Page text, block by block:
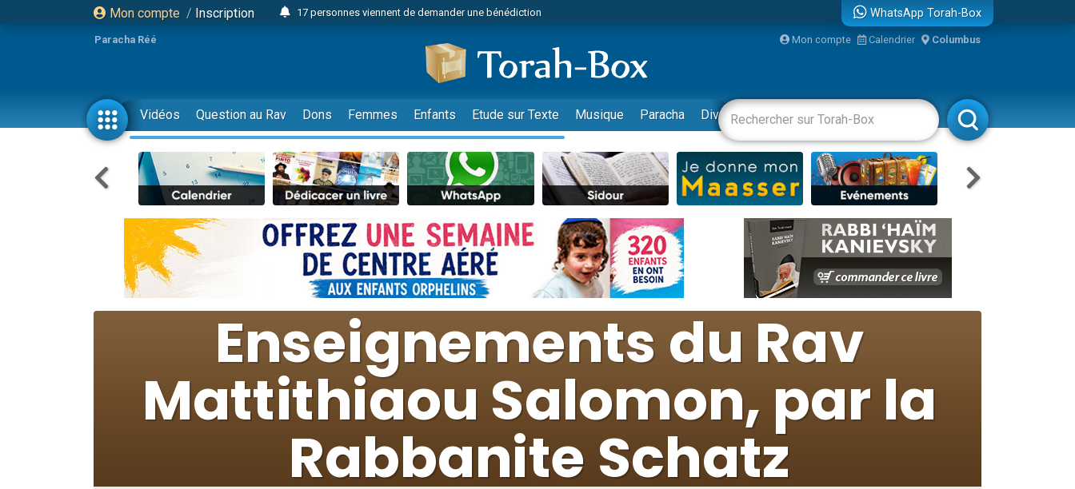
Mon compte / Inscription
17 personnes viennent de demander une bénédiction
Il reste 49 places pour étudier en groupe sur Zoom
23 personnes viennent de faire un don pour Diane, 80 ans, dans un appartement insalubre
Eva vient de donner son Maasser
4 personnes viennent de nous rejoindre sur WhatsApp
3 personnes viennent de nous rejoindre sur WhatsApp
3 personnes viennent de faire un don pour 5 jours de vacances aux Orphelins
Odaya vient de donner son Maasser
13 personnes viennent de demander une bénédiction
2 personnes viennent de nous rejoindre sur WhatsApp
30 personnes viennent de faire un don pour Sauvez la jambe de Yohan
12 nouvelles musiques dans Torah-Box Music
Il reste 49 places pour étudier en groupe sur Zoom
3 personnes viennent de nous rejoindre sur WhatsApp
2 personnes viennent de nous rejoindre sur WhatsApp
2 nouvelles musiques dans Torah-Box Music
3 personnes viennent de nous rejoindre sur WhatsApp
8 personnes viennent de faire un don pour Tsédaka : pauvres d'Israel
2 personnes viennent de faire un don pour 1 Journée de Vacances Pour les Enfants
WhatsApp Torah-Box
Paracha Réé Mon compte Calendrier Columbus
Vidéos Question au Rav Dons Femmes Enfants Etude sur Texte Musique Paracha Divertissements Livres Rabbanim